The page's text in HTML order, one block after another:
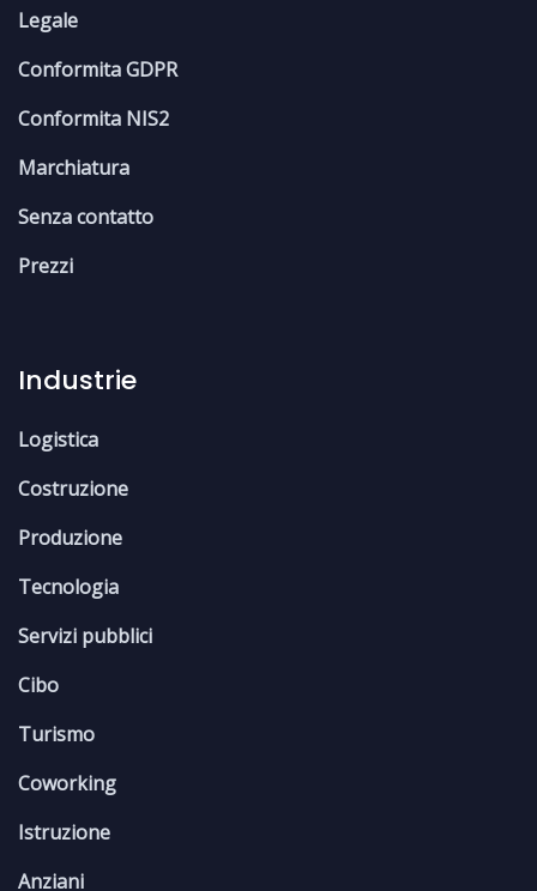
Legale
Conformita GDPR
Conformita NIS2
Marchiatura
Senza contatto
Prezzi
Industrie
Logistica
Costruzione
Produzione
Tecnologia
Servizi pubblici
Cibo
Turismo
Coworking
Istruzione
Anziani